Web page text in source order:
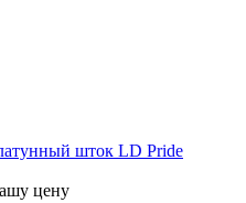
шток LD Pride
цену